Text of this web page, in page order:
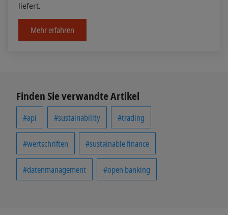
liefert.
Mehr erfahren
Finden Sie verwandte Artikel
#api #sustainability #trading
#wertschriften #sustainable finance
#datenmanagement #open banking